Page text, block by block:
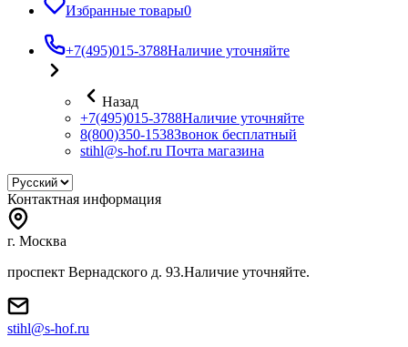
Избранные товары0
+7(495)015-3788Наличие уточняйте
Назад
+7(495)015-3788Наличие уточняйте
8(800)350-1538Звонок бесплатный
stihl@s-hof.ru Почта магазина
Контактная информация
г. Москва
проспект Вернадского д. 93.Наличие уточняйте.
stihl@s-hof.ru